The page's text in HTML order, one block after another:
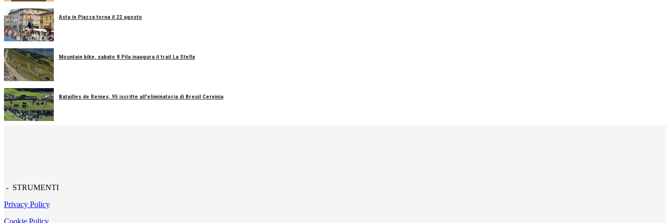
Asta in Piazza torna il 22 agosto
Mountain bike, sabato 8 Pila inaugura il trail La Stella
Batailles de Reines, 95 iscritte all'eliminatoria di Breuil Cervinia
- STRUMENTI
Privacy Policy
Cookie Policy